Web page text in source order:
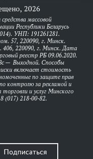
2026
массовой
Республики Беларусь
УНП: 191261281.
57, 220090, г. Минск.
406, 220090, г. Минск. Дата
реестр РБ 09.06.2020.
— Выходной. Способы
включает стоимость
по защите прав
контролю за рекламой и
торговли и услуг Минского
(017) 218-00-82.
Подписаться